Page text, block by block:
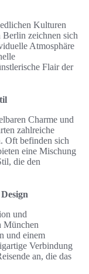
Kulturen
zeichnen sich
Atmosphäre
Flair der
Charme und
zahlreiche
Oft befinden sich
eine Mischung
die den
und
München
und einem
Verbindung
an, die das